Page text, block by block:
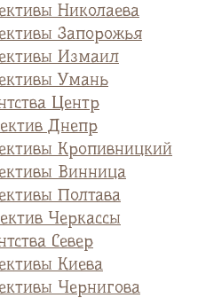
Николаева
Запорожья
Измаил
Умань
Центр
Днепр
Кропивницкий
Винница
Полтава
Черкассы
Север
Киева
Чернигова